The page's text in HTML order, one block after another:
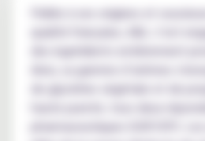
Fidèle à ses origines et
qualité française, A&L s’est
des ingrédients entièrement
Ainsi, sa gamme d’arômes
de glycérine végétale et de
pharmaceutiques (USP/EP).